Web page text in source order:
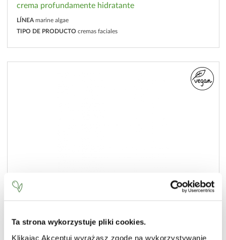
Ta strona wykorzystuje pliki cookies.
Klikając Akceptuj wyrażasz zgodę na wykorzystywanie
crema profundamente hidratante
LÍNEA marine algae
TIPO DE PRODUCTO cremas faciales